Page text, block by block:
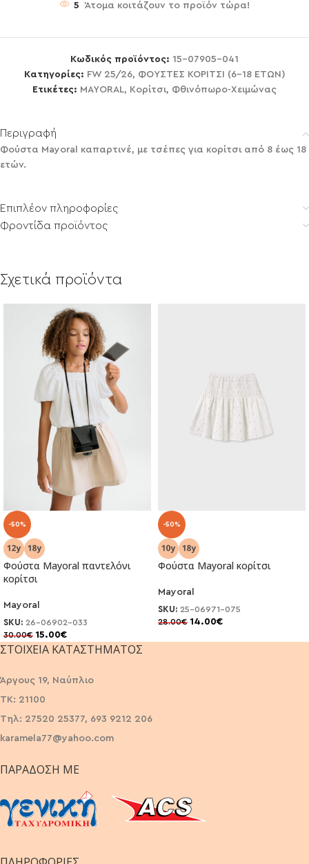
5 Άτομα κοιτάζουν το προϊόν τώρα!
Κωδικός προϊόντος: 15-07905-041
Κατηγορίες: FW 25/26, ΦΟΥΣΤΕΣ ΚΟΡΙΤΣΙ (6-18 ΕΤΩΝ)
Ετικέτες: MAYORAL, Κορίτσι, Φθινόπωρο-Χειμώνας
Περιγραφή
Φούστα Mayoral καπαρτινέ, με τσέπες για κορίτσι από 8 έως 18
ετών.
Επιπλέον πληροφορίες
Φροντίδα προϊόντος
Σχετικά προϊόντα
-50%
Φούστα Mayoral παντελόνι
κορίτσι
Mayoral
SKU: 26-06902-033
30.00€ 15.00€
-50%
Φούστα Mayoral κορίτσι
Mayoral
SKU: 25-06971-075
28.00€ 14.00€
ΣΤΟΙΧΕΊΑ ΚΑΤΑΣΤΉΜΑΤΟΣ
Άργους 19, Ναύπλιο
ΤΚ: 21100
Τηλ: 27520 25377, 693 9212 206
karamela77@yahoo.com
ΠΑΡΆΔΟΣΗ ΜΕ